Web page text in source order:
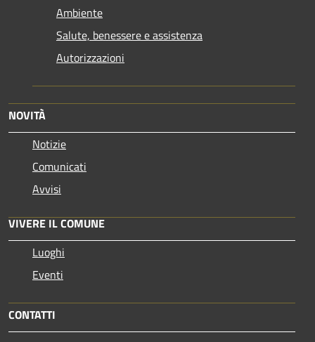
Ambiente
Salute, benessere e assistenza
Autorizzazioni
NOVITÀ
Notizie
Comunicati
Avvisi
VIVERE IL COMUNE
Luoghi
Eventi
CONTATTI